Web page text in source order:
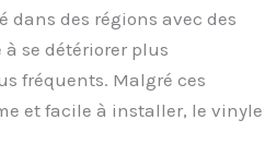
des régions avec des
se détériorer plus
fréquents. Malgré ces
et facile à installer, le vinyle